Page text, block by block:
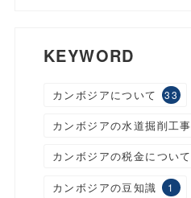
KEYWORD
カンボジアについて 33
カンボジアの水道掘削工事
カンボジアの税金について
カンボジアの豆知識 1